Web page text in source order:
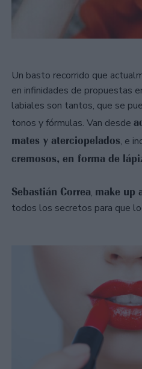
Un basto recorrido que
en infinidades de propuestas
labiales son tantos, que se
tonos y fórmulas. Van desde
mates y aterciopelados, e
cremosos, en forma de
Sebastián Correa, make up
todos los secretos para que